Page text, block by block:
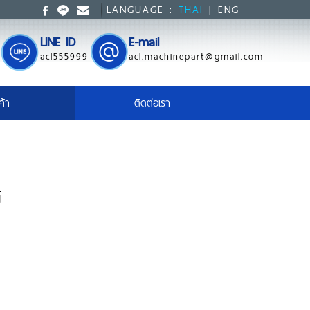
LANGUAGE : THAI | ENG
LINE ID
acl555999
E-mail
acl.machinepart@gmail.com
า ติดต่อเรา